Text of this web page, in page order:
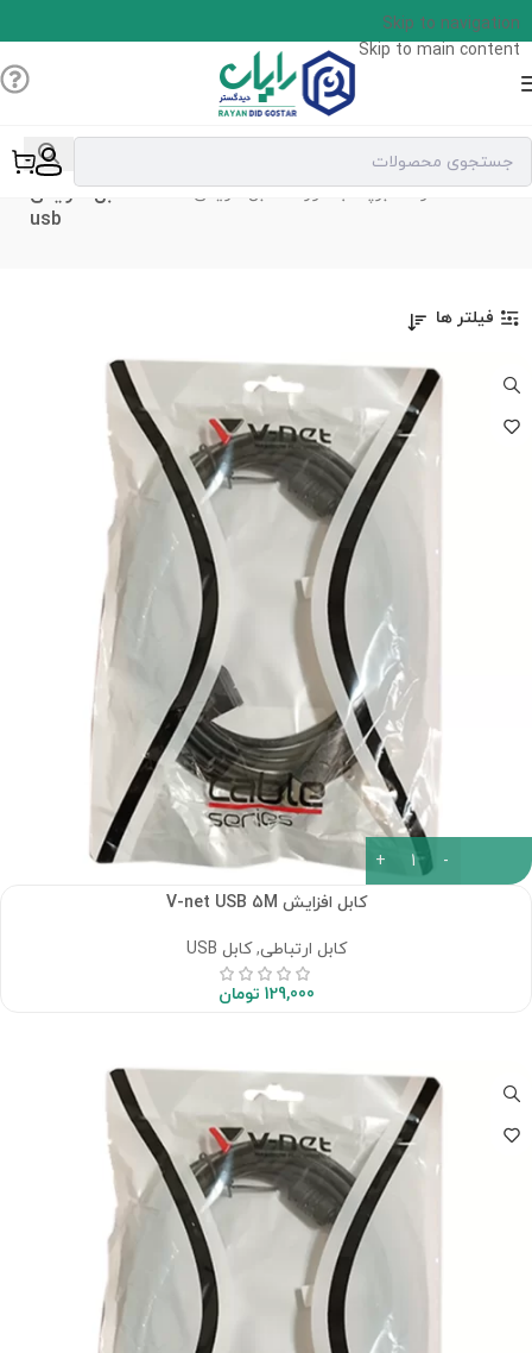
Skip to navigation
Skip to main content
خانه محصولات برچسب خورده “کابل افزایش usb”
کابل افزایش
usb
فیلتر ها
کابل افزایش V-net USB 5M
کابل ارتباطی,کابل USB
129,000 تومان